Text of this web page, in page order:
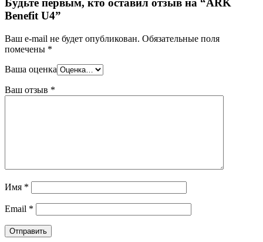
Будьте первым, кто оставил отзыв на “ARK
Benefit U4”
Ваш e-mail не будет опубликован. Обязательные поля
помечены *
Ваша оценка
Ваш отзыв *
Имя *
Email *